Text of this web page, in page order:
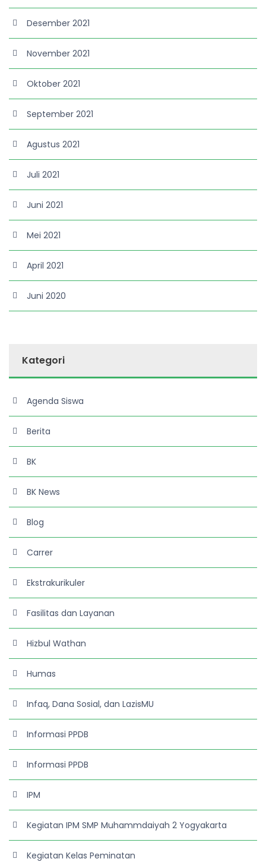
Desember 2021
November 2021
Oktober 2021
September 2021
Agustus 2021
Juli 2021
Juni 2021
Mei 2021
April 2021
Juni 2020
Kategori
Agenda Siswa
Berita
BK
BK News
Blog
Carrer
Ekstrakurikuler
Fasilitas dan Layanan
Hizbul Wathan
Humas
Infaq, Dana Sosial, dan LazisMU
Informasi PPDB
Informasi PPDB
IPM
Kegiatan IPM SMP Muhammdaiyah 2 Yogyakarta
Kegiatan Kelas Peminatan